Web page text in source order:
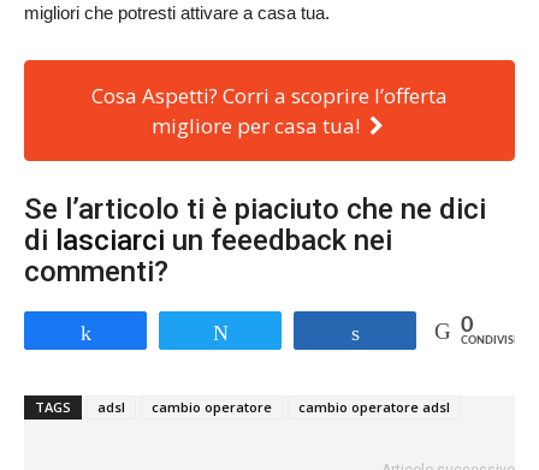
migliori che potresti attivare a casa tua.
Cosa Aspetti? Corri a scoprire l’offerta
migliore per casa tua!
Se l’articolo ti è piaciuto che ne dici
di lasciarci un feeedback nei
commenti?
0
CONDIVISIONI
TAGS adsl cambio operatore cambio operatore adsl